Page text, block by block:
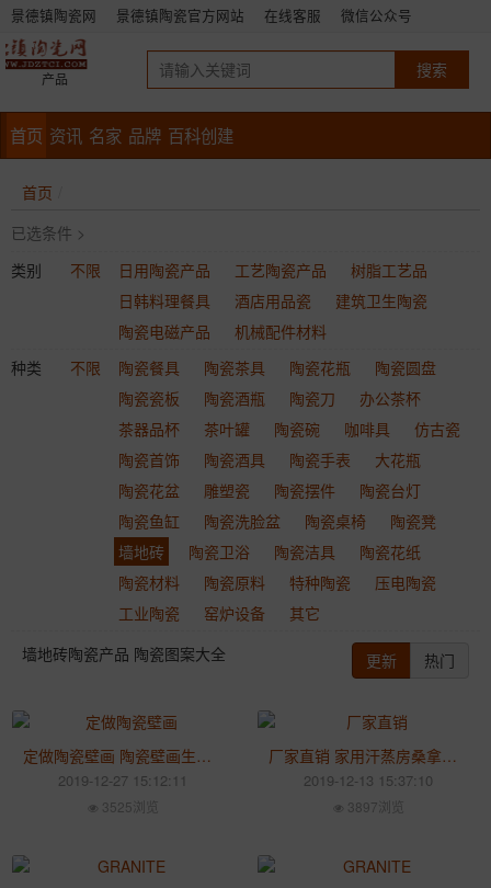
景德镇陶瓷网 景德镇陶瓷官方网站 在线客服 微信公众号
产品
首页 资讯 名家 品牌 百科创建
首页
已选条件 >
类别
不限 日用陶瓷产品 工艺陶瓷产品
树脂工艺品
日韩料理餐具
酒店用品瓷
建筑卫生陶瓷
陶瓷电磁产品
机械配件材料
种类
不限 陶瓷餐具 陶瓷茶具 陶瓷花瓶
陶瓷圆盘
陶瓷瓷板
陶瓷酒瓶 陶瓷刀
办公茶杯
茶器品杯
茶叶罐 陶瓷碗 咖啡具
仿古瓷
陶瓷首饰
陶瓷酒具 陶瓷手表
大花瓶
陶瓷花盆
雕塑瓷 陶瓷摆件
陶瓷台灯
陶瓷鱼缸
陶瓷洗脸盆 陶瓷桌椅
陶瓷凳
墙地砖
陶瓷卫浴 陶瓷洁具
陶瓷花纸
陶瓷材料
陶瓷原料 特种陶瓷
压电陶瓷
工业陶瓷
窑炉设备 其它
更新 热门
墙地砖陶瓷产品 陶瓷图案大全
定做陶瓷壁画 陶瓷壁画生产厂家
2019-12-27 15:12:11
3525浏览
厂家直销 家用汗蒸房桑拿房 蒸汽桑拿浴缸熏蒸浴缸
2019-12-13 15:37:10
3897浏览